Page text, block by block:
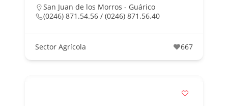
San Juan de los Morros - Guárico
(0246) 871.54.56 / (0246) 871.56.40
Sector Agrícola 667